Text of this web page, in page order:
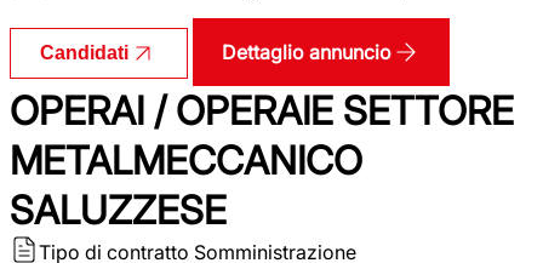
Candidati Dettaglio annuncio
OPERAI / OPERAIE SETTORE
METALMECCANICO
SALUZZESE
Tipo di contratto Somministrazione